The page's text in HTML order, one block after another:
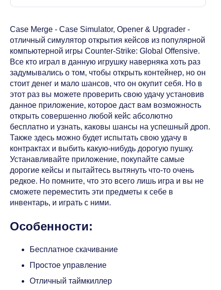
Case Merge - Case Simulator, Opener & Upgrader -
отличный симулятор открытия кейсов из популярной
компьютерной игры Counter-Strike: Global Offensive.
Все кто играл в данную игрушку наверняка хоть раз
задумывались о том, чтобы открыть контейнер, но он
стоит денег и мало шансов, что он окупит себя. Но в
этот раз вы можете проверить свою удачу установив
данное приложение, которое даст вам возможность
открыть совершенно любой кейс абсолютно
бесплатно и узнать, каковы шансы на успешный дроп.
Также здесь можно будет испытать свою удачу в
контрактах и выбить какую-нибудь дорогую пушку.
Устанавливайте приложение, покупайте самые
дорогие кейсы и пытайтесь вытянуть что-то очень
редкое. Но помните, что это всего лишь игра и вы не
сможете переместить эти предметы к себе в
инвентарь, и играть с ними.
Особенности:
Бесплатное скачивание
Простое управление
Отличный таймкиллер